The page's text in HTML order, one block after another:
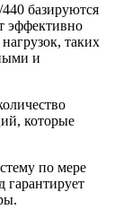
базируются
эффективно
таких
и
которые
по мере
гарантирует